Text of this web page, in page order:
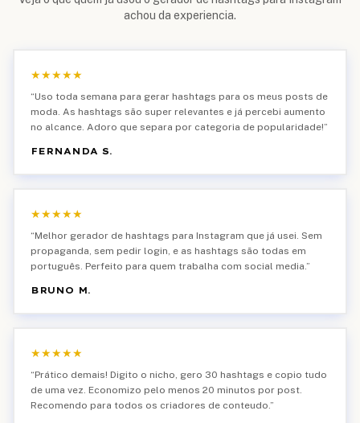
achou da experiencia.
★★★★★
“Uso toda semana para gerar hashtags para os meus posts de
moda. As hashtags são super relevantes e já percebi aumento
no alcance. Adoro que separa por categoria de popularidade!”
FERNANDA S.
★★★★★
“Melhor gerador de hashtags para Instagram que já usei. Sem
propaganda, sem pedir login, e as hashtags são todas em
português. Perfeito para quem trabalha com social media.”
BRUNO M.
★★★★★
“Prático demais! Digito o nicho, gero 30 hashtags e copio tudo
de uma vez. Economizo pelo menos 20 minutos por post.
Recomendo para todos os criadores de conteudo.”